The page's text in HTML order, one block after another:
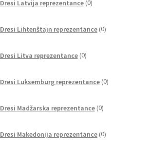
Dresi Latvija reprezentance 0izdelkov
Dresi Lihtenštajn reprezentance 0izdelkov
Dresi Litva reprezentance 0izdelkov
Dresi Luksemburg reprezentance 0izdelkov
Dresi Madžarska reprezentance 0izdelkov
Dresi Makedonija reprezentance 0izdelkov